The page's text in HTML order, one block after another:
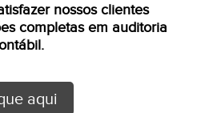
nossos clientes
completas em auditoria
aqui